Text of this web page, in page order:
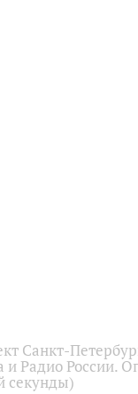
Санкт-
Радио России.
секунды)